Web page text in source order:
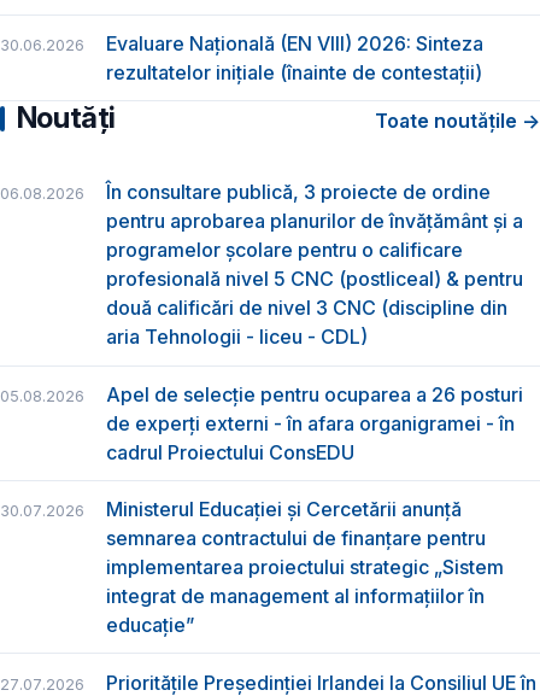
30.06.2026
Evaluare Națională (EN VIII) 2026: Sinteza
rezultatelor inițiale (înainte de contestații)
Noutăți Toate noutățile →
06.08.2026
În consultare publică, 3 proiecte de ordine
pentru aprobarea planurilor de învățământ și a
programelor școlare pentru o calificare
profesională nivel 5 CNC (postliceal) & pentru
două calificări de nivel 3 CNC (discipline din
aria Tehnologii - liceu - CDL)
05.08.2026
Apel de selecție pentru ocuparea a 26 posturi
de experți externi - în afara organigramei - în
cadrul Proiectului ConsEDU
30.07.2026
Ministerul Educației și Cercetării anunță
semnarea contractului de finanțare pentru
implementarea proiectului strategic „Sistem
integrat de management al informațiilor în
educație”
27.07.2026
Prioritățile Președinției Irlandei la Consiliul UE în